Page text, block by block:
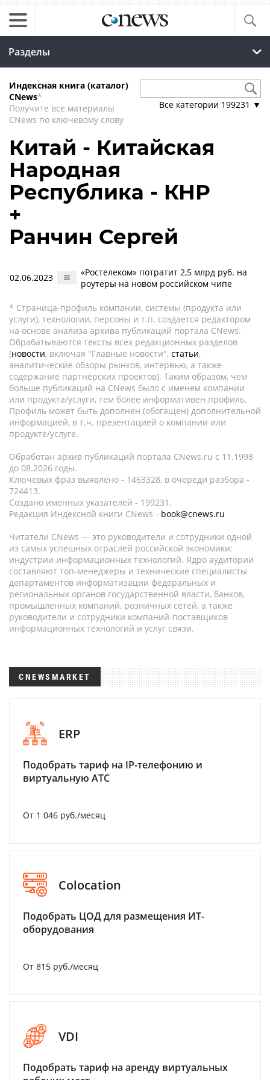
Разделы
Индексная книга (каталог)
CNews*
Получите все материалы
CNews по ключевому слову
Все категории 199231 ▼
Китай - Китайская
Народная
Республика - КНР
+
Ранчин Сергей
02.06.2023
«Ростелеком» потратит 2,5 млрд руб. на
роутеры на новом российском чипе
* Страница-профиль компании, системы (продукта или
услуги), технологии, персоны и т.п. создается редактором
на основе анализа архива публикаций портала CNews.
Обрабатываются тексты всех редакционных разделов
(новости, включая "Главные новости", статьи,
аналитические обзоры рынков, интервью, а также
содержание партнёрских проектов). Таким образом, чем
больше публикаций на CNews было с именем компании
или продукта/услуги, тем более информативен профиль.
Профиль может быть дополнен (обогащен) дополнительной
информацией, в т.ч. презентацией о компании или
продукте/услуге.
Обработан архив публикаций портала CNews.ru c 11.1998
до 08.2026 годы.
Ключевых фраз выявлено - 1463328, в очереди разбора -
724413.
Создано именных указателей - 199231.
Редакция Индексной книги CNews - book@cnews.ru
Читатели CNews — это руководители и сотрудники одной
из самых успешных отраслей российской экономики:
индустрии информационных технологий. Ядро аудитории
составляют топ-менеджеры и технические специалисты
департаментов информатизации федеральных и
региональных органов государственной власти, банков,
промышленных компаний, розничных сетей, а также
руководители и сотрудники компаний-поставщиков
информационных технологий и услуг связи.
CNEWSMARKET
ERP
Подобрать тариф на IP-телефонию и
виртуальную АТС
От 1 046 руб./месяц
Colocation
Подобрать ЦОД для размещения ИТ-
оборудования
От 815 руб./месяц
VDI
Подобрать тариф на аренду виртуальных